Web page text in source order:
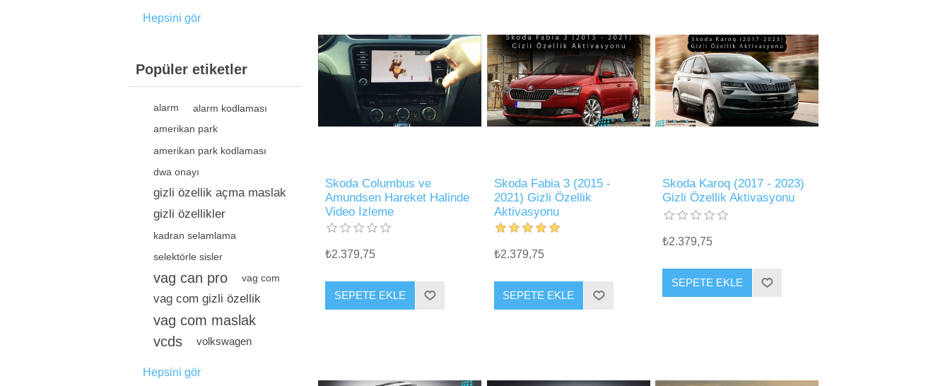
Hepsini gör
Popüler etiketler
alarm alarm kodlaması
amerikan park
amerikan park kodlaması
dwa onayı
gizli özellik açma maslak
gizli özellikler
kadran selamlama
selektörle sisler
vag can pro vag com
vag com gizli özellik
vag com maslak
vcds
volkswagen
Hepsini gör
Skoda Columbus ve
Amundsen Hareket Halinde
Video İzleme
₺2.379,75
SEPETE EKLE
Skoda Fabia 3 (2015 -
2021) Gizli Özellik
Aktivasyonu
₺2.379,75
SEPETE EKLE
Skoda Karoq (2017 - 2023)
Gizli Özellik Aktivasyonu
₺2.379,75
SEPETE EKLE